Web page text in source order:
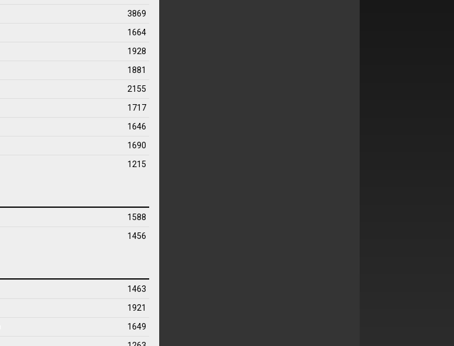
3869
1664
1928
1881
2155
1717
1646
1690
1215
1588
1456
1463
1921
1649